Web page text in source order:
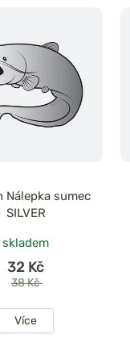
Nálepka sumec
SILVER
skladem
32 Kč
38 Kč
Více